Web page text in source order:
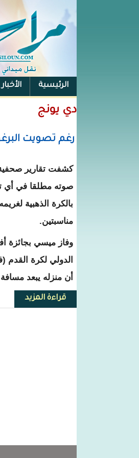
الرئيسية الأخبار
الفيس بوك
دي يونج
رغم تصويت
كشفت تقارير صحفية
صوته مطلقا في أي
بالكرة الذهبية
مناسبتين.
وفاز ميسي بجائزة
الدولي لكرة القدم
أن منزله يبعد مسافة 150 كيلو مترا فقط عن مكان إقامة حفل التكريم في مدينة ميلانو الإيطالية.
قراءة المزيدحول